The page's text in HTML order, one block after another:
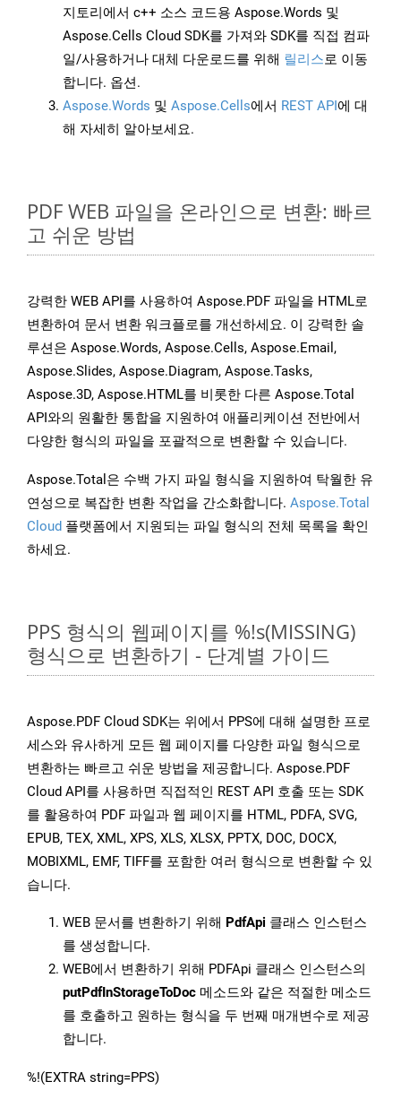
지토리에서 c++ 소스 코드용 Aspose.Words 및
Aspose.Cells Cloud SDK를 가져와 SDK를 직접 컴파
일/사용하거나 대체 다운로드를 위해 릴리스로 이동
합니다. 옵션.
Aspose.Words 및 Aspose.Cells에서 REST API에 대
해 자세히 알아보세요.
PDF WEB 파일을 온라인으로 변환: 빠르
고 쉬운 방법
강력한 WEB API를 사용하여 Aspose.PDF 파일을 HTML로
변환하여 문서 변환 워크플로를 개선하세요. 이 강력한 솔
루션은 Aspose.Words, Aspose.Cells, Aspose.Email,
Aspose.Slides, Aspose.Diagram, Aspose.Tasks,
Aspose.3D, Aspose.HTML를 비롯한 다른 Aspose.Total
API와의 원활한 통합을 지원하여 애플리케이션 전반에서
다양한 형식의 파일을 포괄적으로 변환할 수 있습니다.
Aspose.Total은 수백 가지 파일 형식을 지원하여 탁월한 유
연성으로 복잡한 변환 작업을 간소화합니다. Aspose.Total
Cloud 플랫폼에서 지원되는 파일 형식의 전체 목록을 확인
하세요.
PPS 형식의 웹페이지를 %!s(MISSING)
형식으로 변환하기 - 단계별 가이드
Aspose.PDF Cloud SDK는 위에서 PPS에 대해 설명한 프로
세스와 유사하게 모든 웹 페이지를 다양한 파일 형식으로
변환하는 빠르고 쉬운 방법을 제공합니다. Aspose.PDF
Cloud API를 사용하면 직접적인 REST API 호출 또는 SDK
를 활용하여 PDF 파일과 웹 페이지를 HTML, PDFA, SVG,
EPUB, TEX, XML, XPS, XLS, XLSX, PPTX, DOC, DOCX,
MOBIXML, EMF, TIFF를 포함한 여러 형식으로 변환할 수 있
습니다.
WEB 문서를 변환하기 위해 PdfApi 클래스 인스턴스
를 생성합니다.
WEB에서 변환하기 위해 PDFApi 클래스 인스턴스의
putPdfInStorageToDoc 메소드와 같은 적절한 메소드
를 호출하고 원하는 형식을 두 번째 매개변수로 제공
합니다.
%!(EXTRA string=PPS)